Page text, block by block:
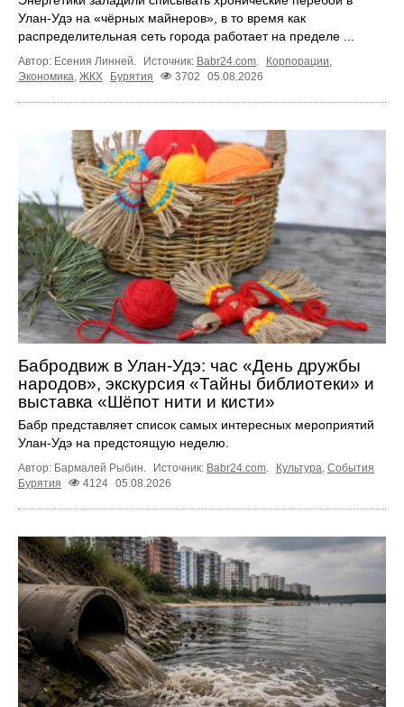
Улан-Удэ на «чёрных майнеров», в то время как
распределительная сеть города работает на пределе ...
Автор: Есения Линней. Источник: Babr24.com. Корпорации,
Экономика, ЖКХ Бурятия 3702 05.08.2026
Бабродвиж в Улан-Удэ: час «День дружбы
народов», экскурсия «Тайны библиотеки» и
выставка «Шёпот нити и кисти»
Бабр представляет список самых интересных мероприятий
Улан-Удэ на предстоящую неделю.
Автор: Бармалей Рыбин. Источник: Babr24.com. Культура, События
Бурятия
4124 05.08.2026